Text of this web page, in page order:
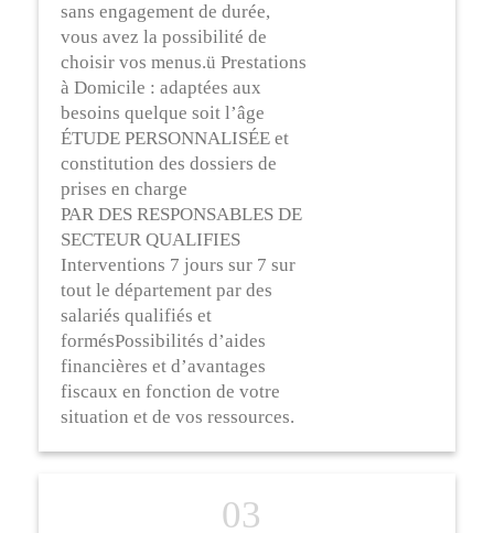
sans engagement de durée,
vous avez la possibilité de
choisir vos menus.ü Prestations
à Domicile : adaptées aux
besoins quelque soit l’âge
ÉTUDE PERSONNALISÉE et
constitution des dossiers de
prises en charge
PAR DES RESPONSABLES DE
SECTEUR QUALIFIES
Interventions 7 jours sur 7 sur
tout le département par des
salariés qualifiés et
formésPossibilités d’aides
financières et d’avantages
fiscaux en fonction de votre
situation et de vos ressources.